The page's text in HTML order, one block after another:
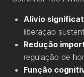
Alívio
liberação
Redução
regulação de
Função